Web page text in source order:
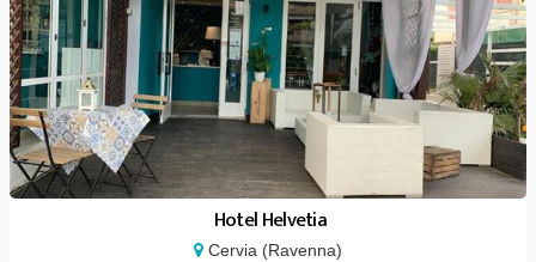
Hotel Helvetia
Cervia (Ravenna)